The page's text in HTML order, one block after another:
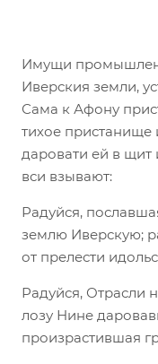
Имущи
Иверския земли,
Сама к Афону
тихое
даровати ей в
вси взывают:
Радуйся,
землю Иверскую;
от прелести
Радуйся, Отрасли
лозу Нине
произрастившая